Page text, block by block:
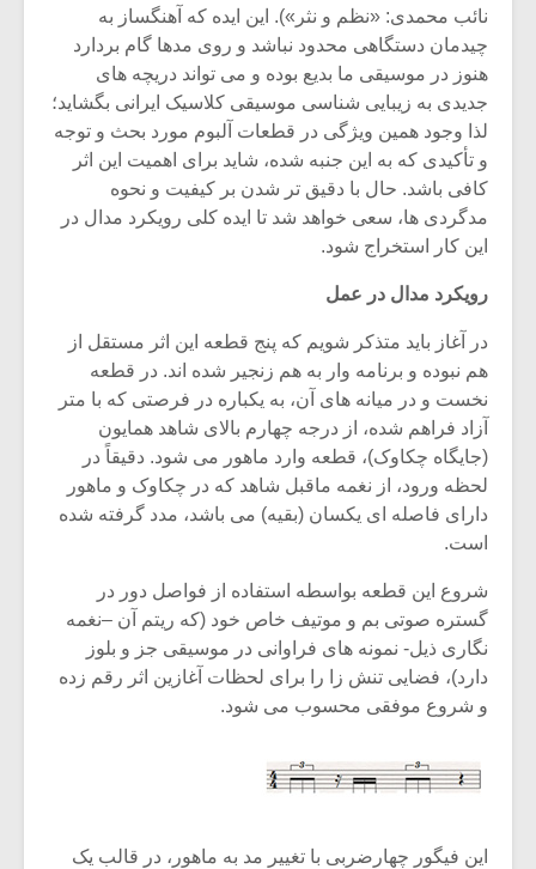
نائب محمدی: «نظم و نثر»). این ایده که آهنگساز به
چیدمان دستگاهی محدود نباشد و روی مدها گام بردارد
هنوز در موسیقی ما بدیع بوده و می تواند دریچه های
جدیدی به زیبایی شناسی موسیقی کلاسیک ایرانی بگشاید؛
لذا وجود همین ویژگی در قطعات آلبوم مورد بحث و توجه
و تأکیدی که به این جنبه شده، شاید برای اهمیت این اثر
کافی باشد. حال با دقیق تر شدن بر کیفیت و نحوه
مدگردی ها، سعی خواهد شد تا ایده کلی رویکرد مدال در
این کار استخراج شود.
رویکرد مدال در عمل
در آغاز باید متذکر شویم که پنج قطعه این اثر مستقل از
هم نبوده و برنامه وار به هم زنجیر شده اند. در قطعه
نخست و در میانه های آن، به یکباره در فرصتی که با متر
آزاد فراهم شده، از درجه چهارم بالای شاهد همایون
(جایگاه چکاوک)، قطعه وارد ماهور می شود. دقیقاً در
لحظه ورود، از نغمه ماقبل شاهد که در چکاوک و ماهور
دارای فاصله ای یکسان (بقیه) می باشد، مدد گرفته شده
است.
شروع این قطعه بواسطه استفاده از فواصل دور در
گستره صوتی بم و موتیف خاص خود (که ریتم آن –نغمه
نگاری ذیل- نمونه های فراوانی در موسیقی جز و بلوز
دارد)، فضایی تنش زا را برای لحظات آغازین اثر رقم زده
و شروع موفقی محسوب می شود.
این فیگور چهارضربی با تغییر مد به ماهور، در قالب یک
یادداشتی بر موسیقی
متن فیلم «متری
شیش و نیم»
اگر نمی توانی
موسیقی
سکانسی